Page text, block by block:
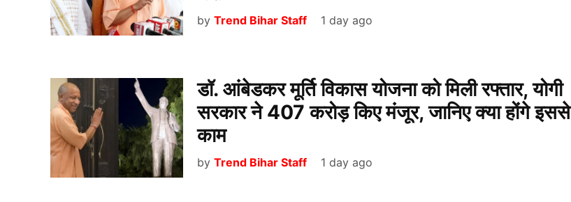
by Trend Bihar Staff 1 day ago
डॉ. आंबेडकर मूर्ति विकास योजना को मिली रफ्तार, योगी
सरकार ने 407 करोड़ किए मंजूर, जानिए क्या होंगे इससे
काम
by Trend Bihar Staff 1 day ago